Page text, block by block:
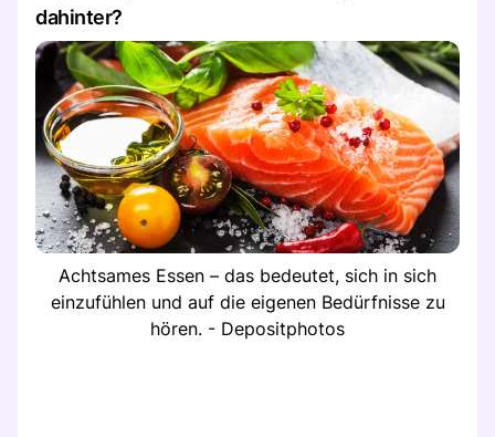
dahinter?
Achtsames Essen – das bedeutet, sich in sich
einzufühlen und auf die eigenen Bedürfnisse zu
hören. - Depositphotos